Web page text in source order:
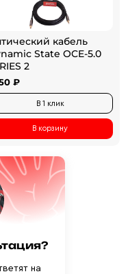
кабель
State OCE-5.0
2
₽
В 1 клик
В корзину
на